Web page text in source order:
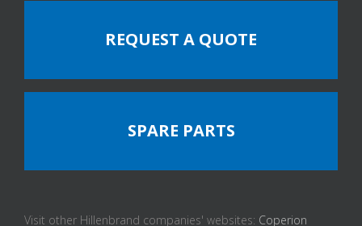
REQUEST A QUOTE
SPARE PARTS
Visit other Hillenbrand companies' websites: Coperion